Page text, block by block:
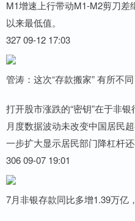
M1增速上行带动M1-M2剪刀差
以来最低值。
327 09-12 17:03
管涛：这次“存款搬家” 有所不
打开股市涨跌的“密钥”在于非
月度数据波动未改变中国居民
一步扩大显示居民部门降杠杆还
306 09-07 19:01
7月非银存款同比多增1.39万亿